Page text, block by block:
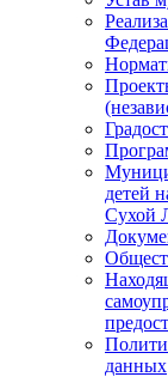
детей
Сухой
данных